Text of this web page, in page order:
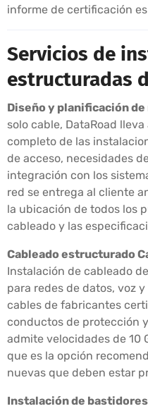
informe de certificación
Servicios de
estructuradas
Diseño y planificación
solo cable, DataRoad
completo de las
de acceso, necesidades
integración con los
red se entrega al cliente
la ubicación de todos los
cableado y las
Cableado estructurado
Instalación de cableado
para redes de datos, voz
cables de fabricantes
conductos de protección
admite velocidades de 10
que es la opción
nuevas que deben estar
Instalación de